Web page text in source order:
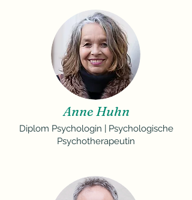
Anne Huhn
Diplom Psychologin | Psychologische
Psychotherapeutin